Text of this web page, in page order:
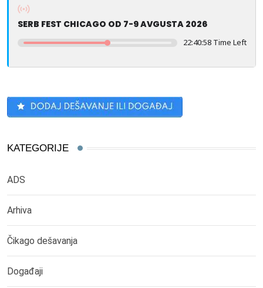
SERB FEST CHICAGO OD 7-9 AVGUSTA 2026
22:40:58 Time Left
KATEGORIJE
ADS
Arhiva
Čikago dešavanja
Događaji